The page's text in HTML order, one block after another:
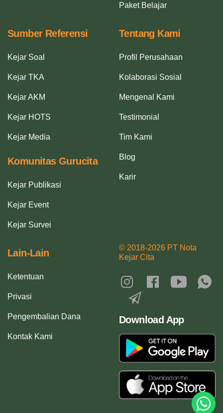
Paket Belajar
Sumber Referensi
Kejar Soal
Kejar TKA
Kejar AKM
Kejar HOTS
Kejar Media
Komunitas Gurucita
Kejar Publikasi
Kejar Event
Kejar Survei
Tentang Kami
Profil Perusahaan
Kolaborasi Sosial
Mengenal Kami
Testimonial
Tim Kami
Blog
Karir
Lain-Lain
Ketentuan
Privasi
Pengembalian Dana
Kontak Kami
© 2018-2026 PT Nota
Kejar Cita
Download App